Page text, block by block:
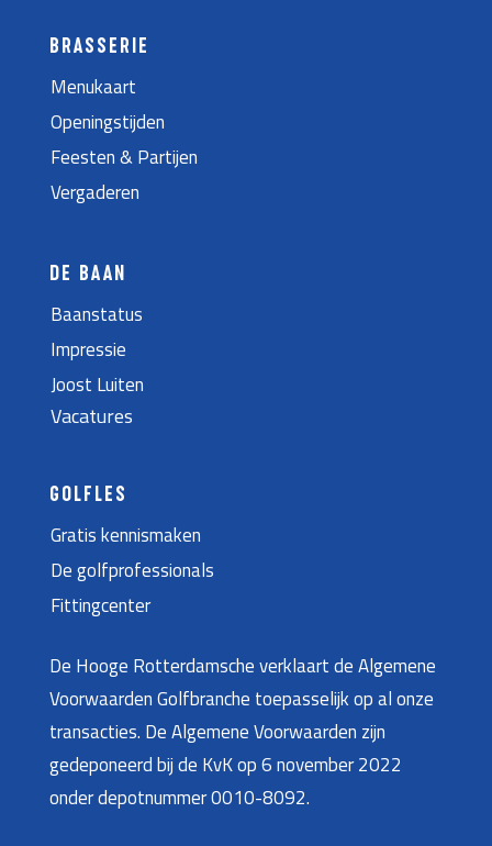
BRASSERIE
Menukaart
Openingstijden
Feesten & Partijen
Vergaderen
DE BAAN
Baanstatus
Impressie
Joost Luiten
Vacatures
GOLFLES
Gratis kennismaken
De golfprofessionals
Fittingcenter
De Hooge Rotterdamsche verklaart de Algemene
Voorwaarden Golfbranche toepasselijk op al onze
transacties. De Algemene Voorwaarden zijn
gedeponeerd bij de KvK op 6 november 2022
onder depotnummer 0010-8092.